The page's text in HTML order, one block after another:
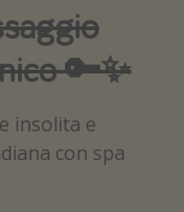
🔑✨
insolita e
con spa